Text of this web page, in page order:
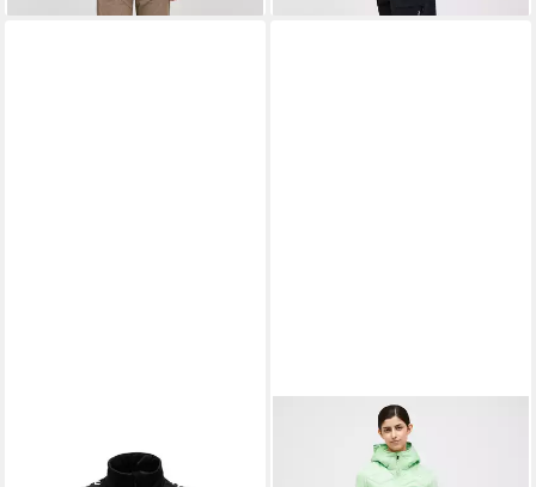
PEAK PERFORMANCE
Funktionsjacke W Elevate
Liner Hybrid Hood mit